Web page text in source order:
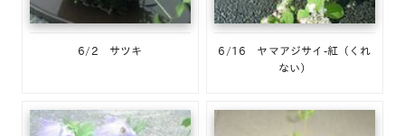
6/2 サツキ
6/16 ヤマアジサイ-紅（くれ
ない）